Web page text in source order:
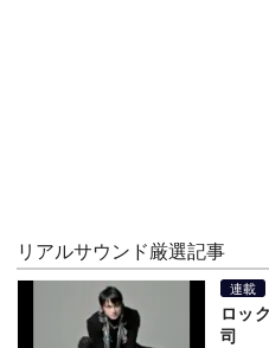
リアルサウンド厳選記事
連載
ロッ
司